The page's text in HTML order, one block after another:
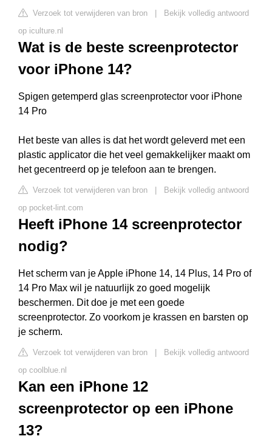
Verzoek tot verwijderen van bron
Bekijk volledig antwoord
op iculture.nl
Wat is de beste screenprotector
voor iPhone 14?
Spigen getemperd glas screenprotector voor iPhone
14 Pro
Het beste van alles is dat het wordt geleverd met een
plastic applicator die het veel gemakkelijker maakt om
het gecentreerd op je telefoon aan te brengen.
Verzoek tot verwijderen van bron
Bekijk volledig antwoord
op pocket-lint.com
Heeft iPhone 14 screenprotector
nodig?
Het scherm van je Apple iPhone 14, 14 Plus, 14 Pro of
14 Pro Max wil je natuurlijk zo goed mogelijk
beschermen. Dit doe je met een goede
screenprotector. Zo voorkom je krassen en barsten op
je scherm.
Verzoek tot verwijderen van bron
Bekijk volledig antwoord
op coolblue.nl
Kan een iPhone 12
screenprotector op een iPhone
13?